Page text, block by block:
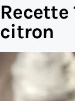
Recette
citron